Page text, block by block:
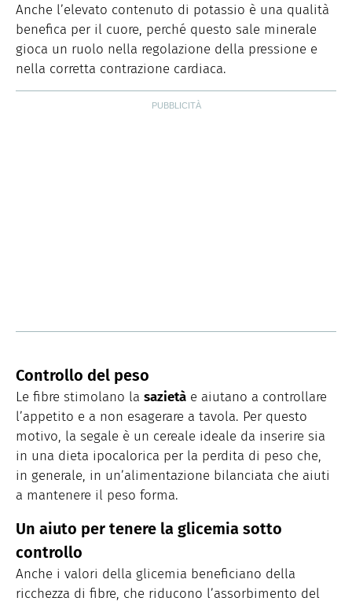
Anche l’elevato contenuto di potassio è una qualità
benefica per il cuore, perché questo sale minerale
gioca un ruolo nella regolazione della pressione e
nella corretta contrazione cardiaca.
Controllo del peso
Le fibre stimolano la sazietà e aiutano a controllare
l’appetito e a non esagerare a tavola. Per questo
motivo, la segale è un cereale ideale da inserire sia
in una dieta ipocalorica per la perdita di peso che,
in generale, in un’alimentazione bilanciata che aiuti
a mantenere il peso forma.
Un aiuto per tenere la glicemia sotto
controllo
Anche i valori della glicemia beneficiano della
ricchezza di fibre, che riducono l’assorbimento del